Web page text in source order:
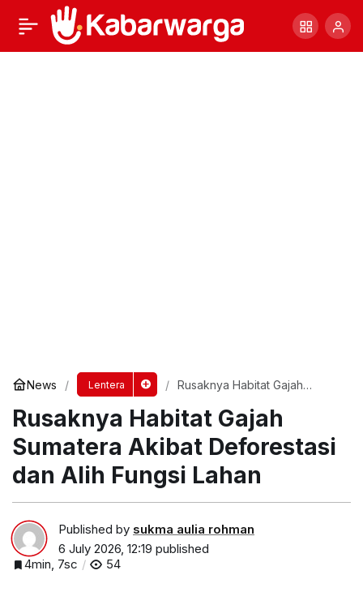
News Lentera
Rusaknya Habitat Gajah
dan Alih Fungsi Lahan
Rusaknya Habitat Gajah
Sumatera Akibat Deforestasi
dan Alih Fungsi Lahan
Published by sukma aulia rohman
6 July 2026, 12:19 published
4min, 7sc
54